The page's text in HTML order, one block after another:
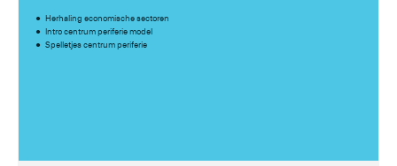
Herhaling economische sectoren
Intro centrum periferie model
Spelletjes centrum periferie